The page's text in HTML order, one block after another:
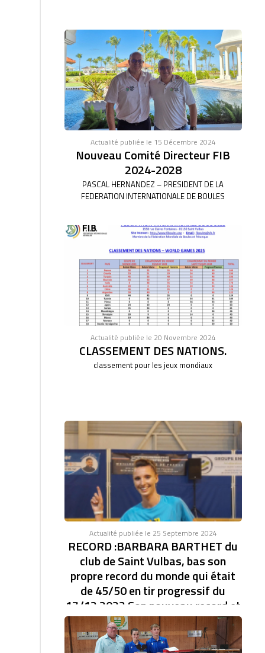
Actualité publiée le 15 Décembre 2024
Nouveau Comité Directeur FIB
2024-2028
PASCAL HERNANDEZ – PRESIDENT DE LA
FEDERATION INTERNATIONALE DE BOULES
Actualité publiée le 20 Novembre 2024
CLASSEMENT DES NATIONS.
classement pour les jeux mondiaux
Actualité publiée le 25 Septembre 2024
RECORD :BARBARA BARTHET du
club de Saint Vulbas, bas son
propre record du monde qui était
de 45/50 en tir progressif du
17/12 2023 Son nouveau record et
de 46/47.établi à la coupe d'Europe
des clubs féminin.
RECORD DU MONDE EN TIR PROGRESSIF AVEC